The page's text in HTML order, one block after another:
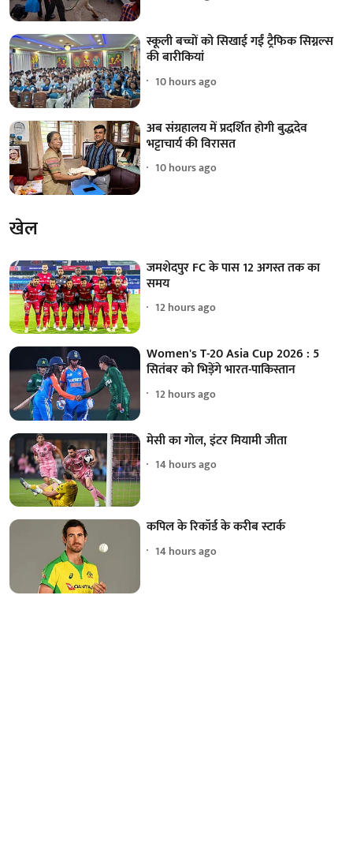
स्कूली बच्चों को सिखाई गईं ट्रैफिक सिग्नल्स
की बारीकियां
10 hours ago
अब संग्रहालय में प्रदर्शित होगी बुद्धदेव
भट्टाचार्य की विरासत
10 hours ago
खेल
जमशेदपुर FC के पास 12 अगस्त तक का
समय
12 hours ago
Women's T-20 Asia Cup 2026 : 5
सितंबर को भिड़ेंगे भारत-पाकिस्तान
12 hours ago
मेसी का गोल, इंटर मियामी जीता
14 hours ago
कपिल के रिकॉर्ड के करीब स्टार्क
14 hours ago